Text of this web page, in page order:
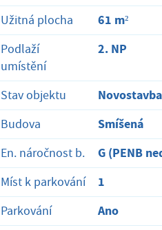
Užitná plocha 61 m²
Podlaží
umístění
2. NP
Stav objektu Novostavba
Budova Smíšená
En. náročnost b. G (PENB
Míst k parkování 1
Parkování Ano